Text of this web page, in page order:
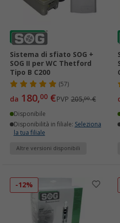
Sistema di sfiato SOG +
SOG II per WC Thetford
Tipo B C200
(57)
da 180,00 €PVP 205,00€
Disponibile
Disponibilità in filiale: Seleziona
la tua filiale
Altre versioni disponibili
-12%